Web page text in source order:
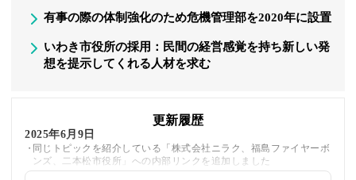
有事の際の体制強化のため危機管理部を2020年に設置
いわき市役所の採用：民間の経営感覚を持ち新しい発
想を提示してくれる人材を求む
更新履歴
2025年6月9日
同じトピックを紹介している「株式会社ニラク、福島ファイヤーボ
ンズ、二本松市役所」への内部リンクを追加しました